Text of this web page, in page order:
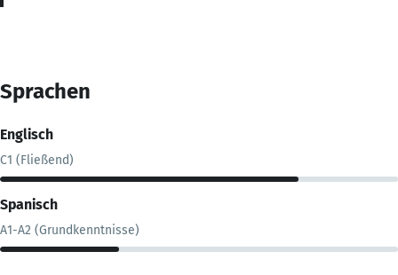
Sprachen
Englisch
C1 (Fließend)
Spanisch
A1-A2 (Grundkenntnisse)